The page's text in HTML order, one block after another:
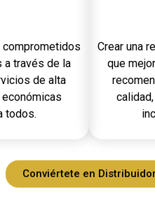
comprometidos
a través de la
de alta
todos.
Crear una
que
Conviértete en Distribuidor